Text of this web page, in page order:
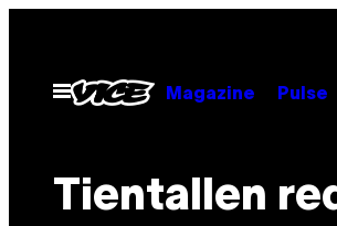
Open
menu
Magazine Pulse
Tientallen